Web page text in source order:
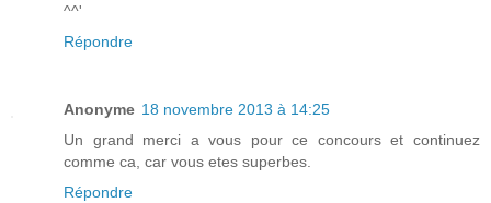
^^'
Répondre
Anonyme 18 novembre 2013 à 14:25
Un grand merci a vous pour ce concours et continuez
comme ca, car vous etes superbes.
Répondre